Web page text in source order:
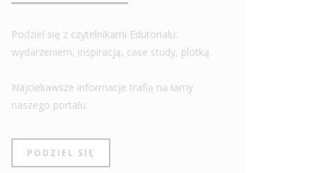
Podziel się z czytelnikami Edutorialu:
wydarzeniem, inspiracją, case study, plotką.
Najciekawsze informacje trafią na łamy
naszego portalu.
PODZIEL SIĘ